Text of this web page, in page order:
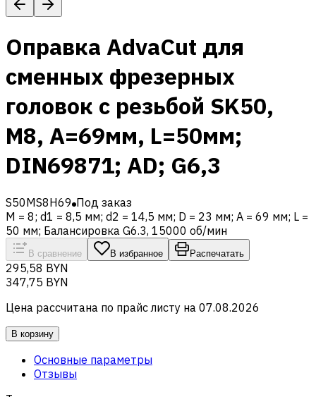
Оправка AdvaCut для
сменных фрезерных
головок с резьбой SK50,
M8, A=69мм, L=50мм;
DIN69871; AD; G6,3
S50MS8H69 Под заказ
M = 8; d1 = 8,5 мм; d2 = 14,5 мм; D = 23 мм; A = 69 мм; L =
50 мм; Балансировка G6.3, 15000 об/мин
В сравнение В избранное Распечатать
295,58 BYN
347,75 BYN
Цена рассчитана по прайс листу на 07.08.2026
В корзину
Основные параметры
Отзывы